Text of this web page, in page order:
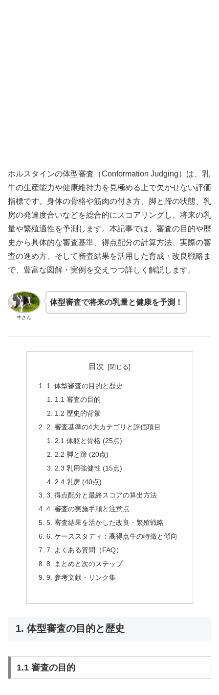
ホルスタインの体型審査（Conformation Judging）は、乳
牛の生産能力や健康維持力を見極める上で欠かせない評価
指標です。身体の骨格や筋肉の付き方、脚と蹄の状態、乳
房の発達度合いなどを総合的にスコアリングし、将来の乳
量や繁殖適性を予測します。本記事では、審査の目的や歴
史から具体的な審査基準、得点配分の計算方法、実際の審
査の進め方、そして審査結果を活用した育成・改良戦略ま
で、豊富な図解・実例を交えつつ詳しく解説します。
牛さん
体型審査で将来の乳量と健康を予測！
目次
1. 体型審査の目的と歴史
1.1 審査の目的
1.2 歴史的背景
2. 審査基準の4大カテゴリと評価項目
2.1 体躯と骨格 (25点)
2.2 脚と蹄 (20点)
2.3 乳用強健性 (15点)
2.4 乳房 (40点)
3. 得点配分と最終スコアの算出方法
4. 審査の実施手順と注意点
5. 審査結果を活かした改良・繁殖戦略
6. ケーススタディ：高得点牛の特徴と傾向
7. よくある質問（FAQ）
8. まとめと次のステップ
9. 参考文献・リンク集
1. 体型審査の目的と歴史
1.1 審査の目的